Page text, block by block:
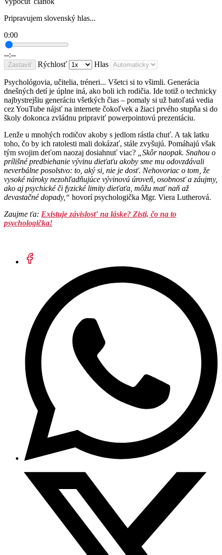
Pripravujem slovenský hlas...
0:00
--:--
Zastaviť Rýchlosť Hlas
Psychológovia, učitelia, tréneri... Všetci si to všimli. Generácia
dnešných detí je úplne iná, ako boli ich rodičia. Ide totiž o technicky
najbystrejšiu generáciu všetkých čias – pomaly si už batoľatá vedia
cez YouTube nájsť na internete čokoľvek a žiaci prvého stupňa si do
školy dokonca zvládnu pripraviť powerpointovú prezentáciu.
Lenže u mnohých rodičov akoby s jedlom rástla chuť. A tak latku
toho, čo by ich ratolesti mali dokázať, stále zvyšujú. Pomáhajú však
tým svojim deťom naozaj dosiahnuť viac? „Skôr naopak. Snahou o
prílišné predbiehanie vývinu dieťaťu akoby sme mu odovzdávali
neverbálne posolstvo: to, aký si, nie je dosť. Nehovoriac o tom, že
vysoké nároky nezohľadňujúce vývinovú úroveň, osobnosť a záujmy,
ako aj psychické či fyzické limity dieťaťa, môžu mať naň až
devastačné dopady,“ hovorí psychologička Mgr. Viera Lutherová.
Zaujme ťa: Existuje závislosť na láske? Zisti, čo na to
psychologička!